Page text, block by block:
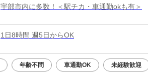
宇部市内に多数！＜駅チカ・車通勤okも有＞
1日8時間 週5日からOK
年齢不問 車通勤OK 未経験歓迎